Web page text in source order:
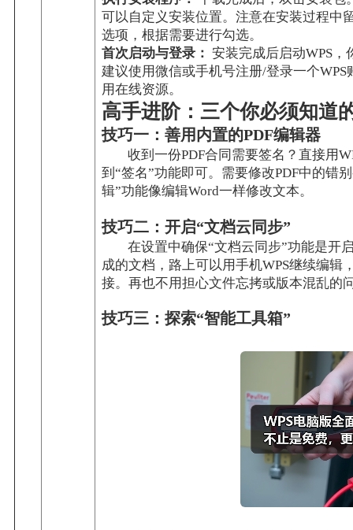
可以自定义安装位置。注意在安装过程中
选项，根据需要进行勾选。
首次启动与登录： 安装完成后启动WPS
建议使用微信或手机号注册/登录一个
用在线资源。
高手进阶：三个你必须知道
技巧一：善用内置的PDF编辑器
收到一份PDF合同需要签名？直接用
到“签名”功能即可。需要修改PDF中的错
辑”功能像编辑Word一样修改文本。
技巧二：开启“文档云同步”
在设置中确保“文档云同步”功能是开
成的文档，路上可以用手机WPS继续编辑
接。再也不用担心文件忘拷或版本混乱的
技巧三：探索“智能工具箱”